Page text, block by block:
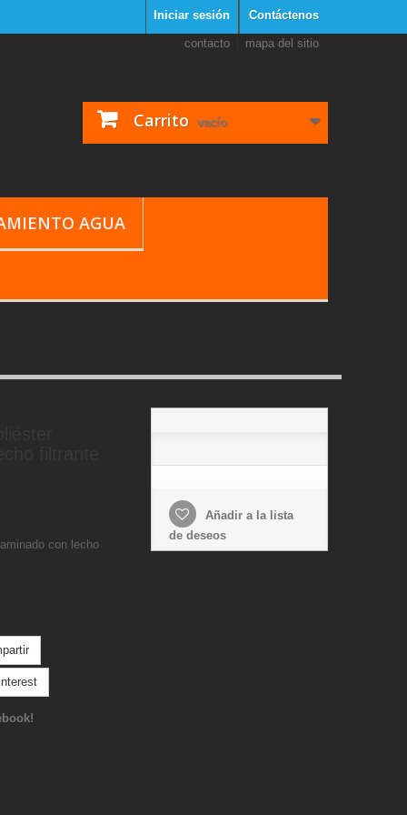
Contáctenos
Iniciar sesión
contacto mapa del sitio
Carrito vacío
AGUA
con lecho
Añadir a la lista
de deseos